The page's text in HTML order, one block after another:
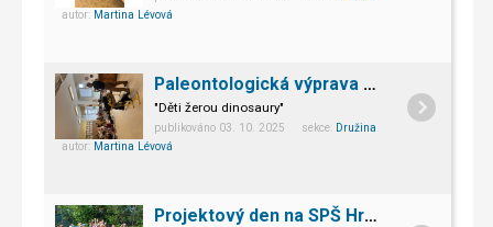
autor: Martina Lévová
Paleontologická výprava aneb:
"Děti žerou dinosaury"
publikováno 03. 10. 2025 sekce: Družina
autor: Martina Lévová
Projektový den na SPŠ Hranice